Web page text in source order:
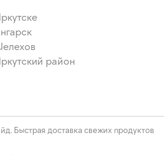
район
Быстрая доставка свежих продуктов